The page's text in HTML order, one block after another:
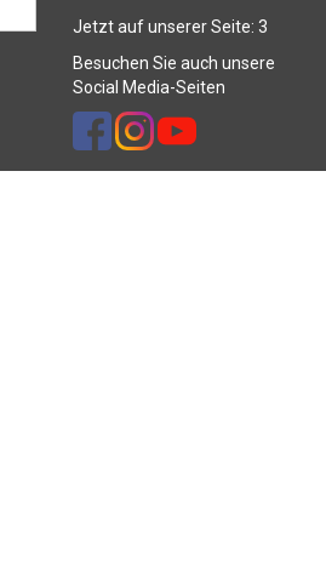
Jetzt auf unserer Seite: 3
Besuchen Sie auch unsere
Social Media-Seiten